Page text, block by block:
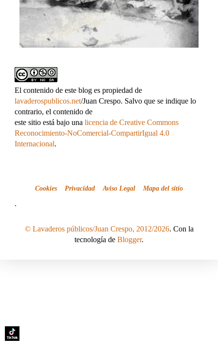
El contenido de este blog es propiedad de
lavaderospublicos.net/Juan Crespo. Salvo que se indique lo
contrario, el contenido de
este sitio está bajo una licencia de Creative Commons
Reconocimiento-NoComercial-CompartirIgual 4.0
Internacional.
Cookies Privacidad Aviso Legal Mapa del sitio
.
© Lavaderos públicos/Juan Crespo, 2012/2026. Con la
tecnología de Blogger.